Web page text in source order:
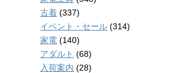
古着 (337)
イベント・セール (314)
家電 (140)
アダルト (68)
入荷案内 (28)